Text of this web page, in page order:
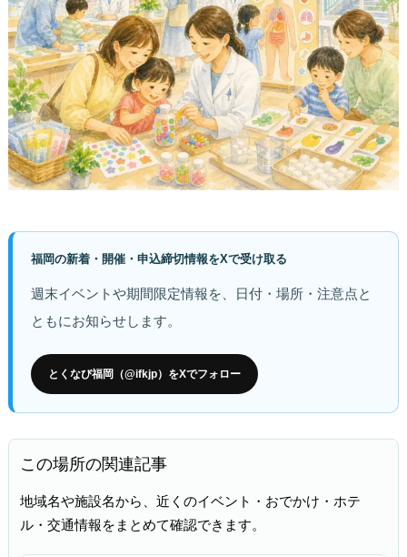
福岡の新着・開催・申込締切情報をXで受け取る
週末イベントや期間限定情報を、日付・場所・注意点と
ともにお知らせします。
とくなび福岡（@ifkjp）をXでフォロー
この場所の関連記事
地域名や施設名から、近くのイベント・おでかけ・ホテ
ル・交通情報をまとめて確認できます。